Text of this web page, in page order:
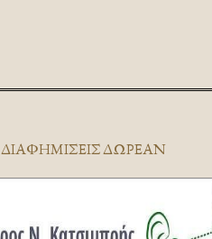
ΔΙΑΦΗΜΊΣΕΙΣ ΔΩΡΕΆΝ